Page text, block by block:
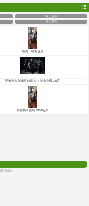

第三系列
第六系列
殴美一级黄色片
证监会大力鼓励“吹哨人”！奖金上限100万
水蜜桃研究院 MBA智库
用版本